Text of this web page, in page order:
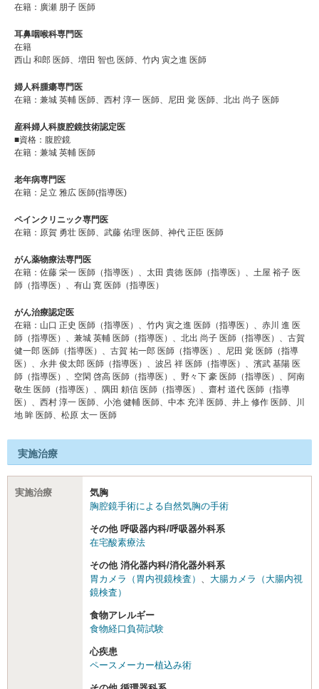
在籍：廣瀬 朋子 医師
耳鼻咽喉科専門医
在籍
西山 和郎 医師、増田 智也 医師、竹内 寅之進 医師
婦人科腫瘍専門医
在籍：兼城 英輔 医師、西村 淳一 医師、尼田 覚 医師、北出 尚子 医師
産科婦人科腹腔鏡技術認定医
■資格：腹腔鏡
在籍：兼城 英輔 医師
老年病専門医
在籍：足立 雅広 医師(指導医)
ペインクリニック専門医
在籍：原賀 勇壮 医師、武藤 佑理 医師、神代 正臣 医師
がん薬物療法専門医
在籍：佐藤 栄一 医師（指導医）、太田 貴徳 医師（指導医）、土屋 裕子 医
師（指導医）、有山 寛 医師（指導医）
がん治療認定医
在籍：⼭⼝ 正史 医師（指導医）、⽵内 寅之進 医師（指導医）、赤川 進 医
師（指導医）、兼城 英輔 医師（指導医）、北出 尚⼦ 医師（指導医）、古賀
健⼀郎 医師（指導医）、古賀 祐⼀郎 医師（指導医）、尼⽥ 覚 医師（指導
医）、永井 俊太郎 医師（指導医）、波呂 祥 医師（指導医）、濱武 基陽 医
師（指導医）、空閑 啓高 医師（指導医）、野々下 豪 医師（指導医）、阿南
敬⽣ 医師（指導医）、隅⽥ 頼信 医師（指導医）、齋村 道代 医師（指導
医）、⻄村 淳⼀ 医師、⼩池 健輔 医師、中本 充洋 医師、井上 修作 医師、川
地 眸 医師、松原 太⼀ 医師
実施治療
実施治療
気胸
胸腔鏡手術による自然気胸の手術
その他 呼吸器内科/呼吸器外科系
在宅酸素療法
その他 消化器内科/消化器外科系
胃カメラ（胃内視鏡検査）
大腸カメラ（大腸内視
鏡検査）
食物アレルギー
食物経口負荷試験
心疾患
ペースメーカー植込み術